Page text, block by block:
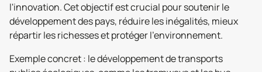
l'innovation. Cet objectif est crucial pour soutenir le
développement des pays, réduire les inégalités, mieux
répartir les richesses et protéger l'environnement.
Exemple concret : le développement de transports